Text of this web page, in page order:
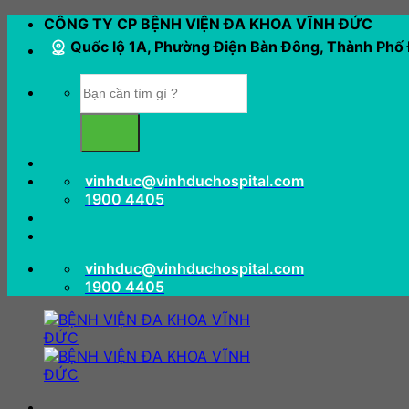
CÔNG TY CP BỆNH VIỆN ĐA KHOA VĨNH ĐỨC
Quốc lộ 1A, Phường Điện Bàn Đông, Thành Phố
vinhduc@vinhduchospital.com
1900 4405
vinhduc@vinhduchospital.com
1900 4405